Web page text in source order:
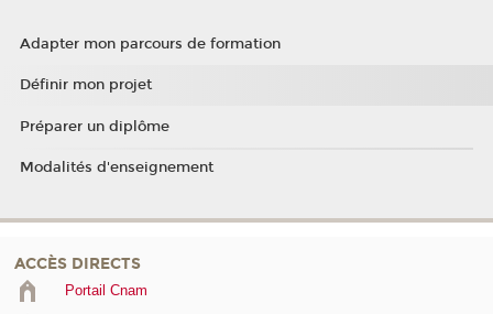
Adapter mon parcours de formation
Définir mon projet
Préparer un diplôme
Modalités d'enseignement
ACCÈS DIRECTS
Portail Cnam